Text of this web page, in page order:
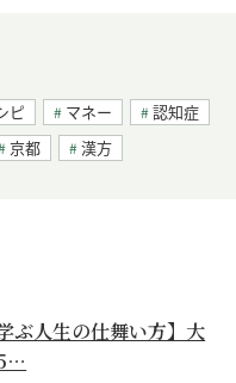
ピ マネー
認知症
京都 漢方
ぶ人生の仕舞い方】大